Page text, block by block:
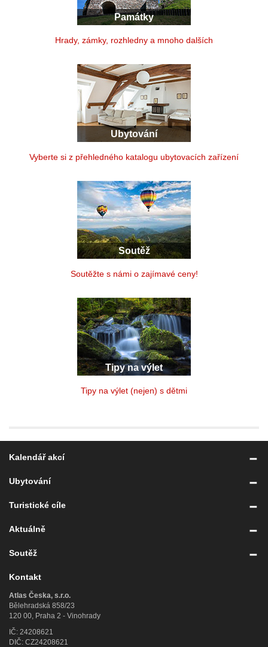
Památky
Hrady, zámky, rozhledny a mnoho dalších
Ubytování
Vyberte si z přehledného katalogu ubytovacích zařízení
Soutěž
Soutěžte s námi o zajímavé ceny!
Tipy na výlet
Tipy na výlet (nejen) s dětmi
Kalendář akcí
Ubytování
Turistické cíle
Aktuálně
Soutěž
Kontakt
Atlas Česka, s.r.o.
Bělehradská 858/23
120 00, Praha 2 - Vinohrady
IČ: 24208621
DIČ: CZ24208621